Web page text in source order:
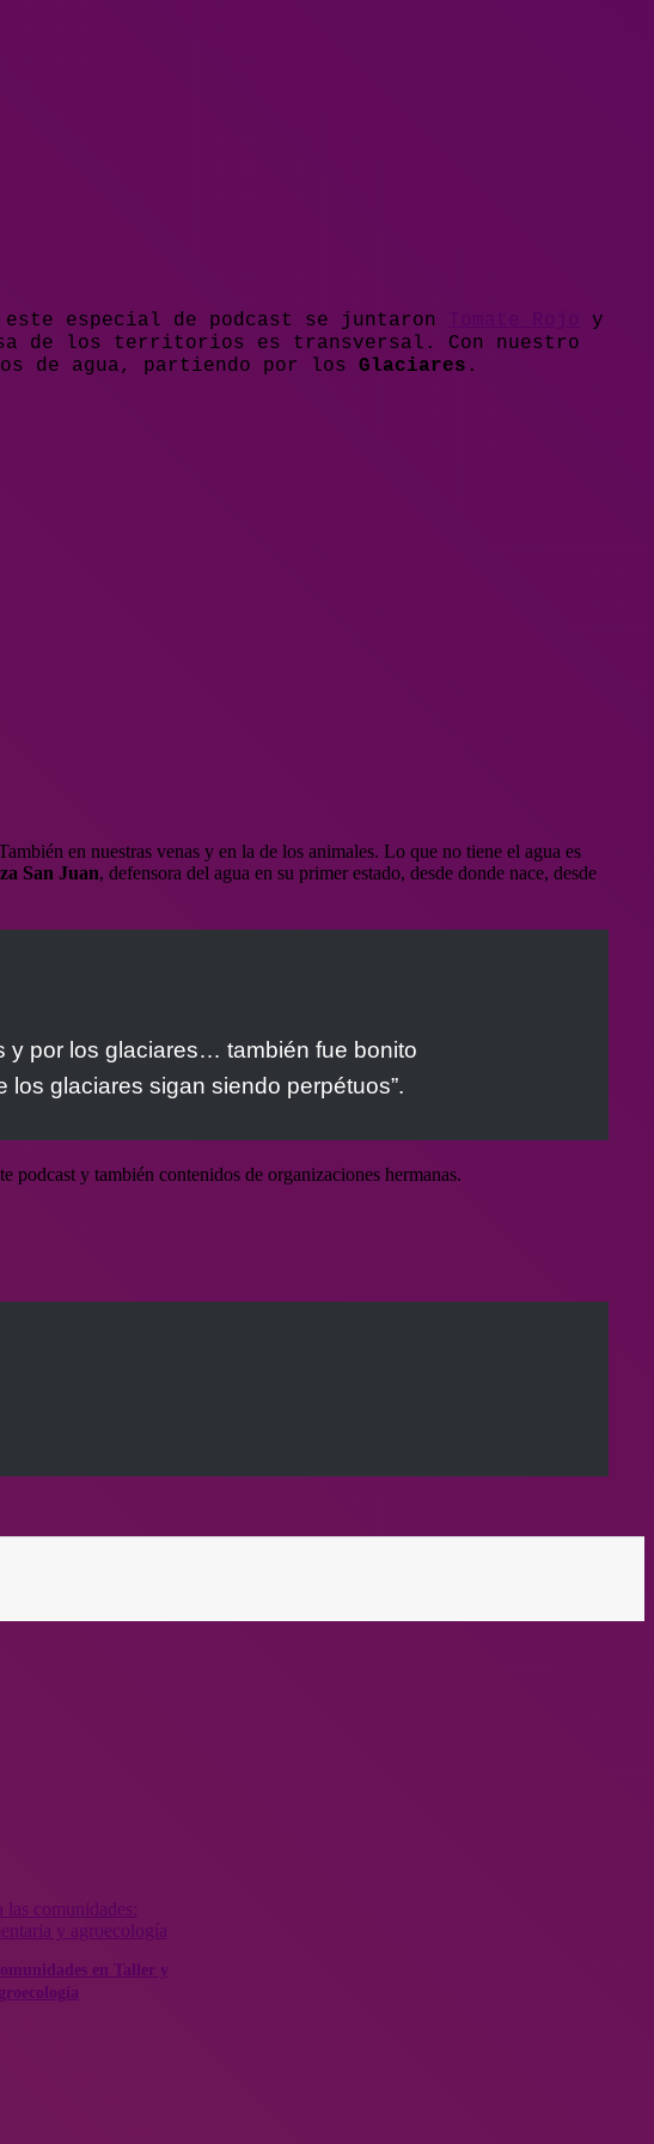
especial de podcast se juntaron
y
de los territorios es transversal. Con nuestro
de agua, partiendo por los Glaciares .
en nuestras venas y en la de los animales. Lo que no tiene el agua es
San Juan, defensora del agua en su primer estado, desde donde nace, desde
y por los glaciares… también fue bonito
glaciares sigan siendo perpétuos”.
podcast y también contenidos de organizaciones hermanas.
en Taller y